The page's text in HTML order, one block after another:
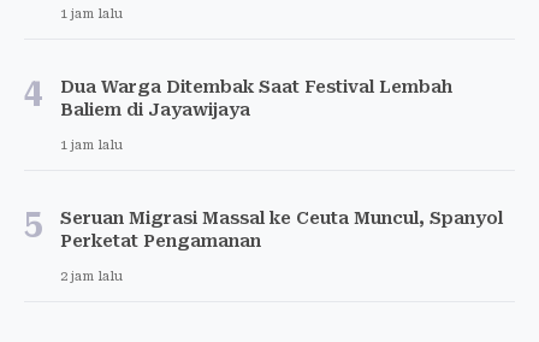
1 jam lalu
4
Dua Warga Ditembak Saat Festival Lembah
Baliem di Jayawijaya
1 jam lalu
5
Seruan Migrasi Massal ke Ceuta Muncul, Spanyol
Perketat Pengamanan
2 jam lalu